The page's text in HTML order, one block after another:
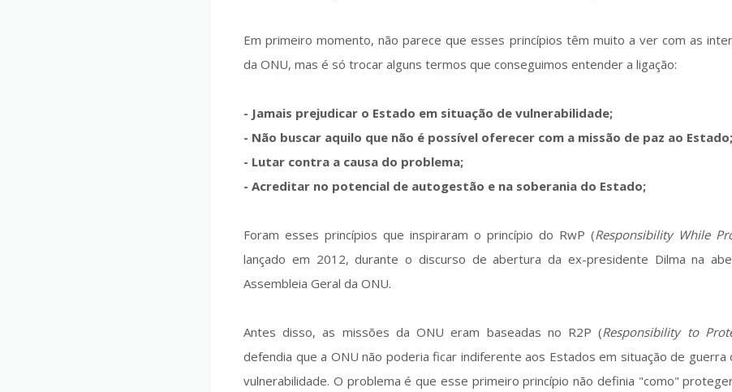
Em primeiro momento, não parece que esses princípios têm muito a ver com as
da ONU, mas é só trocar alguns termos que conseguimos entender a ligação:
- Jamais prejudicar o Estado em situação de vulnerabilidade;
- Não buscar aquilo que não é possível oferecer com a missão de paz ao Estado;
- Lutar contra a causa do problema;
- Acreditar no potencial de autogestão e na soberania do Estado;
Foram esses princípios que inspiraram o princípio do RwP (Responsibility While
lançado em 2012, durante o discurso de abertura da ex-presidente Dilma na
Assembleia Geral da ONU.
Antes disso, as missões da ONU eram baseadas no R2P (Responsibility to
defendia que a ONU não poderia ficar indiferente aos Estados em situação de guerra
vulnerabilidade. O problema é que esse primeiro princípio não definia "como"